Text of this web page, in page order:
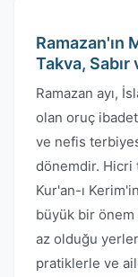
Ramazan'ın
Takva,
Ramazan ayı,
olan oruç
ve nefis
dönemdir. Hicri
Kur'an-ı
büyük bir önem
az olduğu
pratiklerle ve